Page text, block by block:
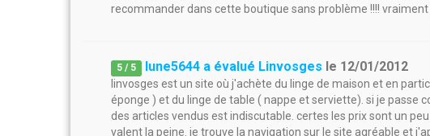
recommander dans cette boutique sans problème !!!!
5 / 5 lune5644 a évalué Linvosges le 12/01/2012
linvosges est un site où j'achète du linge de maison et en
éponge ) et du linge de table ( nappe et serviette). si je passe
des articles vendus est indiscutable. certes les prix sont un
valent la peine. je trouve la navigation sur le site agréable et